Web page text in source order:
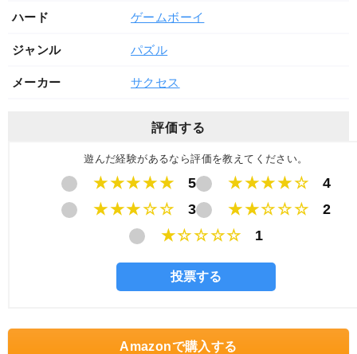
ハード ゲームボーイ
ジャンル パズル
メーカー サクセス
評価する
遊んだ経験があるなら評価を教えてください。
★★★★★ 5 ★★★★☆
4
★★★☆☆
3 ★★☆☆☆
2
★☆☆☆☆
1
Amazonで購入する